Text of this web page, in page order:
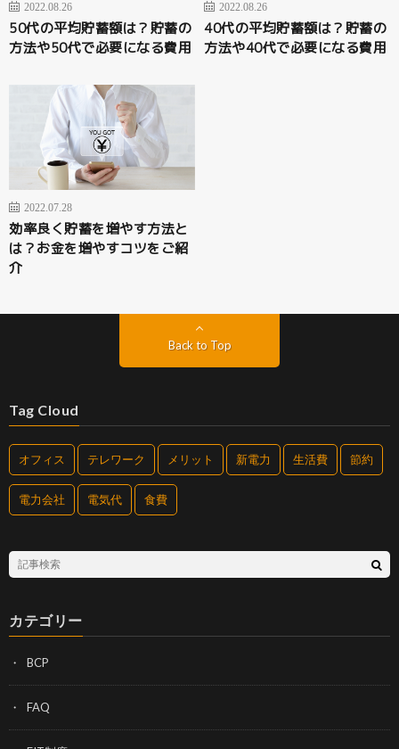
2022.08.26
50代の平均貯蓄額は？貯蓄の
方法や50代で必要になる費用
2022.08.26
40代の平均貯蓄額は？貯蓄の
方法や40代で必要になる費用
2022.07.28
効率良く貯蓄を増やす方法と
は？お金を増やすコツをご紹
介
Back to Top
Tag Cloud
オフィス テレワーク メリット 新電力 生活費 節約
電力会社 電気代 食費
カテゴリー
BCP
FAQ